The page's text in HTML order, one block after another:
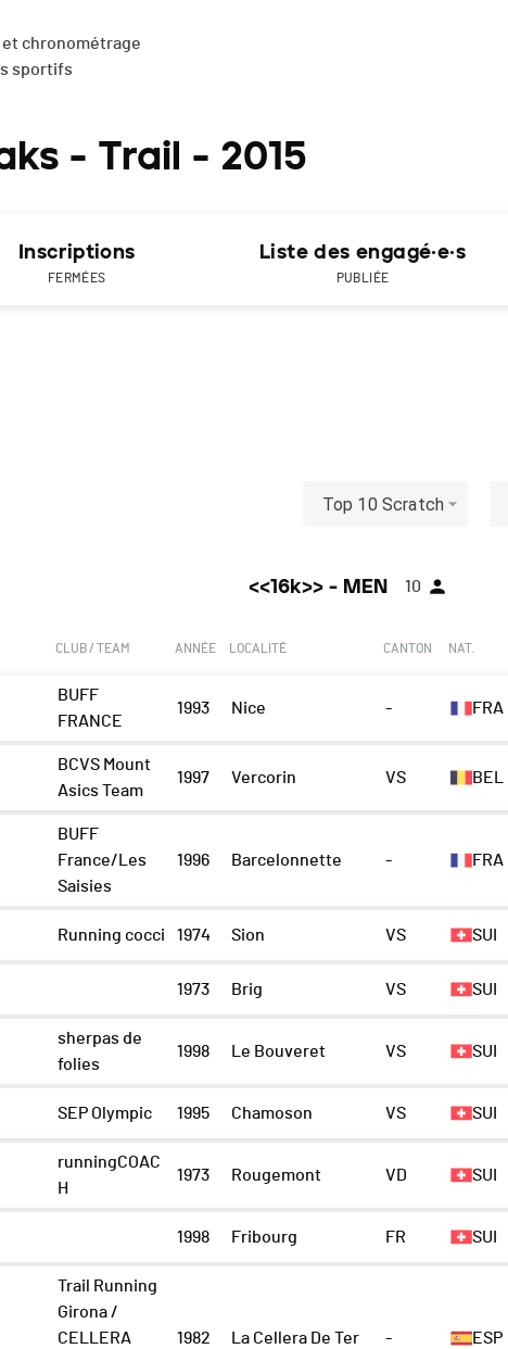
chronométrage
sportifs
- Trail - 2015
Inscriptions
FERMÉES
Liste des engagé·e·s
PUBLIÉE
Top 10 Scratch
<<16k>> - MEN 10
CLUB / TEAM ANNÉE LOCALITÉ CANTON NAT.
BUFF
FRANCE
1993 Nice - FRA
BCVS Mount
Asics Team
1997 Vercorin VS BEL
BUFF
France/Les
Saisies
1996 Barcelonnette - FRA
Running cocci 1974 Sion VS SUI
1973 Brig VS SUI
sherpas de
folies
1998 Le Bouveret VS SUI
SEP Olympic 1995 Chamoson VS SUI
runningCOAC
H
1973 Rougemont VD SUI
1998 Fribourg FR SUI
Trail Running
Girona /
CELLERA
1982 La Cellera De Ter - ESP